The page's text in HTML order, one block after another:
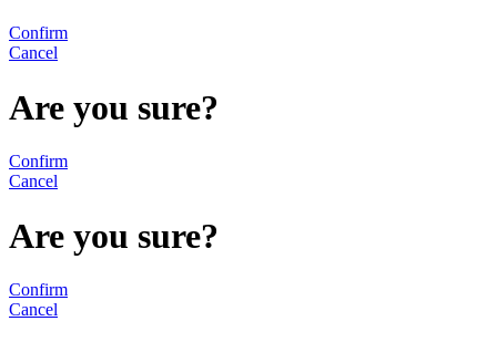
Confirm
Cancel
Are you sure?
Confirm
Cancel
Are you sure?
Confirm
Cancel